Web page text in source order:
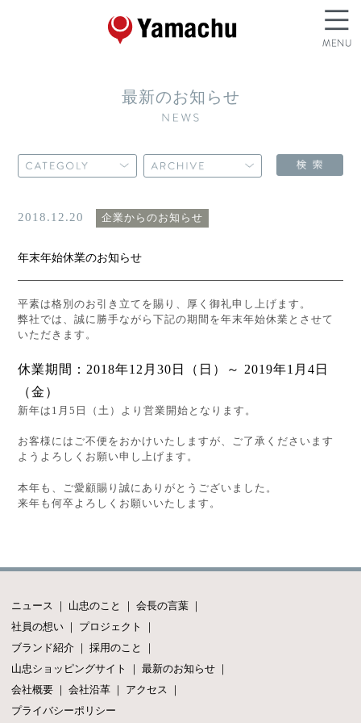
最新のお知らせ
2018.12.20 企業からのお知らせ
年末年始休業のお知らせ
平素は格別のお引き立てを賜り、厚く御礼申し上げます。
弊社では、誠に勝手ながら下記の期間を年末年始休業とさせて
いただきます。
休業期間：2018年12月30日（日）～ 2019年1月4日
（金）
新年は1月5日（土）より営業開始となります。
お客様にはご不便をおかけいたしますが、ご了承くださいます
ようよろしくお願い申し上げます。
本年も、ご愛顧賜り誠にありがとうございました。
来年も何卒よろしくお願いいたします。
ニュース ｜ 山忠のこと ｜会長の言葉 ｜
社員の想い ｜ プロジェクト
｜
ブランド紹介 ｜採用のこと
｜
山忠ショッピングサイト
｜最新のお知らせ ｜
会社概要 ｜会社沿革 ｜ アクセス
｜
プライバシーポリシー